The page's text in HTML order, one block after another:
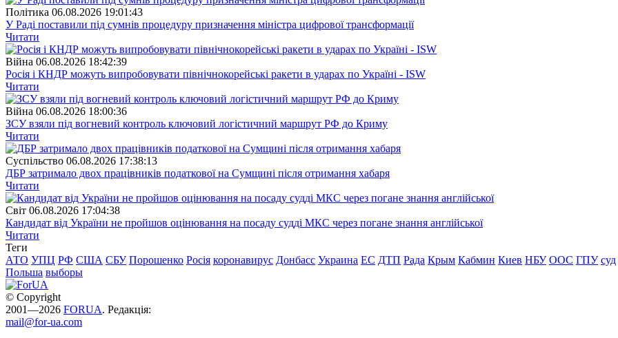
Полiтика 06.08.2026 19:01:43
У Раді поставили під сумнів процедуру призначення міністра цифрової трансформації
Читати
Війна 06.08.2026 18:42:39
Росія і КНДР можуть випробовувати північнокорейські ракети в ударах по Україні - ISW
Читати
Війна 06.08.2026 18:00:36
ЗСУ взяли під вогневий контроль ключовий логістичний маршрут РФ до Криму
Читати
Суспiльство 06.08.2026 17:38:13
ДБР затримало двох працівників податкової на Сумщині після отримання хабаря
Читати
Свiт 06.08.2026 17:04:38
Кандидат від України не пройшов оцінювання на посаду судді МКС через погане знання англійської
Читати
Теги
АТО УПЦ РФ США СБУ Порошенко Росія коронавирус Донбасс Украина ЕС ДТП Рада Крым Кабмин Киев НБУ ООС ГПУ суд
Польша выборы
© Copyright
2001—2026 FORUA. Редакція:
mail@for-ua.com